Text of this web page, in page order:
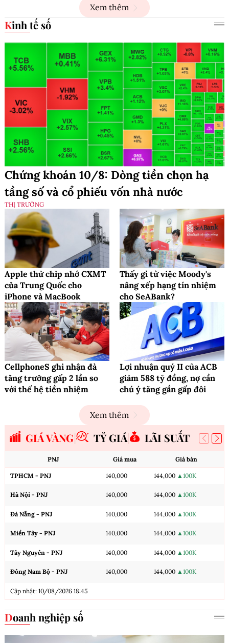
Xem thêm
Kinh tế số
Chứng khoán 10/8: Dòng tiền chọn hạ
tầng số và cổ phiếu vốn nhà nước
THỊ TRƯỜNG
Apple thử chip nhớ CXMT
của Trung Quốc cho
iPhone và MacBook
Thấy gì từ việc Moody's
nâng xếp hạng tín nhiệm
cho SeABank?
CellphoneS ghi nhận đà
tăng trưởng gấp 2 lần so
với thế hệ tiền nhiệm
Lợi nhuận quý II của ACB
giảm 588 tỷ đồng, nợ cần
chú ý tăng gần gấp đôi
Xem thêm
GIÁ VÀNG TỶ GIÁ LÃI SUẤT
PNJ Giá mua Giá bán
TPHCM - PNJ 140,000 144,000 ▲100K
Hà Nội - PNJ 140,000 144,000 ▲100K
Đà Nẵng - PNJ 140,000 144,000 ▲100K
Miền Tây - PNJ 140,000 144,000 ▲100K
Tây Nguyên - PNJ 140,000 144,000 ▲100K
Đông Nam Bộ - PNJ 140,000 144,000 ▲100K
Cập nhật: 10/08/2026 18:45
Doanh nghiệp số